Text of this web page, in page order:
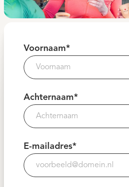
Voornaam*
Achternaam*
E-mailadres*